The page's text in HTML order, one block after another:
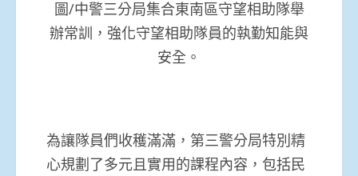
圖/中警三分局集合東南區守望相助隊舉
辦常訓，強化守望相助隊員的執勤知能與
安全。
為讓隊員們收穫滿滿，第三警分局特別精
心規劃了多元且實用的課程內容，包括民